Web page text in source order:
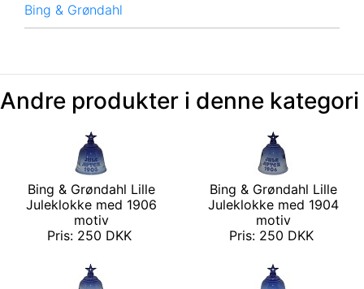
Bing & Grøndahl
Andre produkter i denne kategori
Bing & Grøndahl Lille
Juleklokke med 1906
motiv
Pris: 250 DKK
Bing & Grøndahl Lille
Juleklokke med 1904
motiv
Pris: 250 DKK